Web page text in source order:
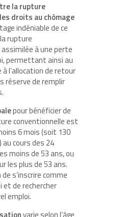
la rupture
droits au chômage
indéniable de ce
rupture
à une perte
permettant ainsi au
l’allocation de retour
réserve de remplir
pour bénéficier de
conventionnelle est
6 mois (soit 130
cours des 24
moins de 53 ans, ou
les plus de 53 ans.
s’inscrire comme
et de rechercher
emploi.